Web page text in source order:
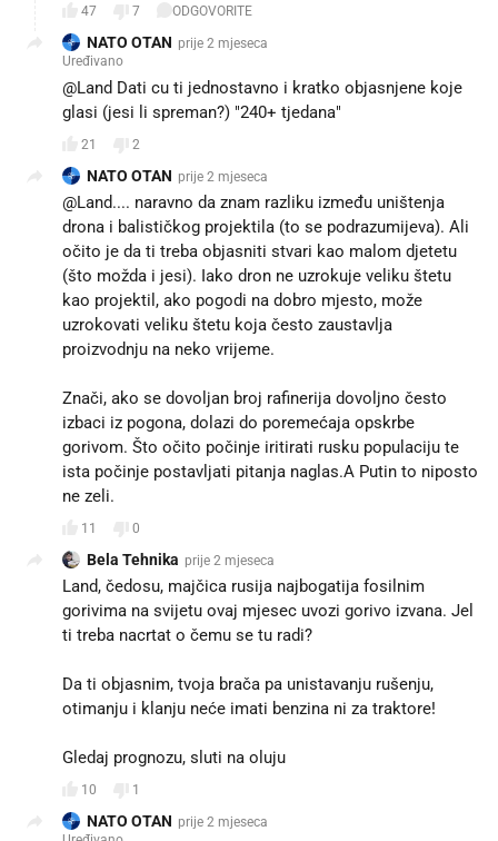
47 7 ODGOVORITE
NATO OTAN prije 2 mjeseca
Uređivano
@Land Dati cu ti jednostavno i kratko objasnjene koje
glasi (jesi li spreman?) "240+ tjedana"
21 2
NATO OTAN prije 2 mjeseca
@Land.... naravno da znam razliku između uništenja
drona i balističkog projektila (to se podrazumijeva). Ali
očito je da ti treba objasniti stvari kao malom djetetu
(što možda i jesi). Iako dron ne uzrokuje veliku štetu
kao projektil, ako pogodi na dobro mjesto, može
uzrokovati veliku štetu koja često zaustavlja
proizvodnju na neko vrijeme.
Znači, ako se dovoljan broj rafinerija dovoljno često
izbaci iz pogona, dolazi do poremećaja opskrbe
gorivom. Što očito počinje iritirati rusku populaciju te
ista počinje postavljati pitanja naglas.A Putin to niposto
ne zeli.
11 0
Bela Tehnika prije 2 mjeseca
Land, čedosu, majčica rusija najbogatija fosilnim
gorivima na svijetu ovaj mjesec uvozi gorivo izvana. Jel
ti treba nacrtat o čemu se tu radi?
Da ti objasnim, tvoja brača pa unistavanju rušenju,
otimanju i klanju neće imati benzina ni za traktore!
Gledaj prognozu, sluti na oluju 🚜🚜🚜⛈️⛈️⛈️🖕
10 1
NATO OTAN prije 2 mjeseca